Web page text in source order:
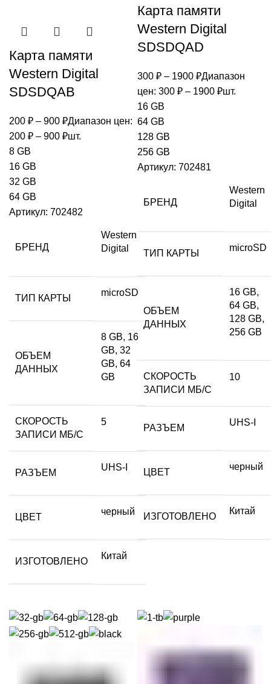
Карта памяти
Western Digital
SDSDQAB
200 ₽ – 900 ₽Диапазон цен:
200 ₽ – 900 ₽шт.
8 GB
16 GB
32 GB
64 GB
Артикул: 702482
БРЕНД
Western
Digital
ТИП КАРТЫ
microSD
ОБЪЕМ
ДАННЫХ
8 GB, 16
GB, 32
GB, 64
GB
СКОРОСТЬ
ЗАПИСИ МБ/С
5
РАЗЪЕМ
UHS-I
ЦВЕТ
черный
ИЗГОТОВЛЕНО
Китай
Карта памяти
Western Digital
SDSDQAD
300 ₽ – 1900 ₽Диапазон
цен: 300 ₽ – 1900 ₽шт.
16 GB
64 GB
128 GB
256 GB
Артикул: 702481
БРЕНД
Western
Digital
ТИП КАРТЫ
microSD
ОБЪЕМ
ДАННЫХ
16 GB,
64 GB,
128 GB,
256 GB
СКОРОСТЬ
ЗАПИСИ МБ/С
10
РАЗЪЕМ
UHS-I
ЦВЕТ
черный
ИЗГОТОВЛЕНО
Китай